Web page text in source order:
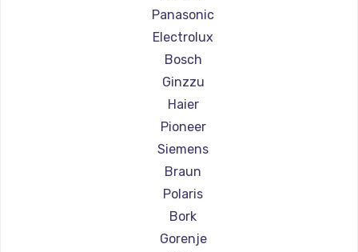
Ремонт парогенераторов Beko
Ремонт парогенераторов Vivitek
Ремонт парогенераторов RED solution
Panasonic
Electrolux
Bosch
Ginzzu
Haier
Pioneer
Siemens
Braun
Polaris
Bork
Gorenje